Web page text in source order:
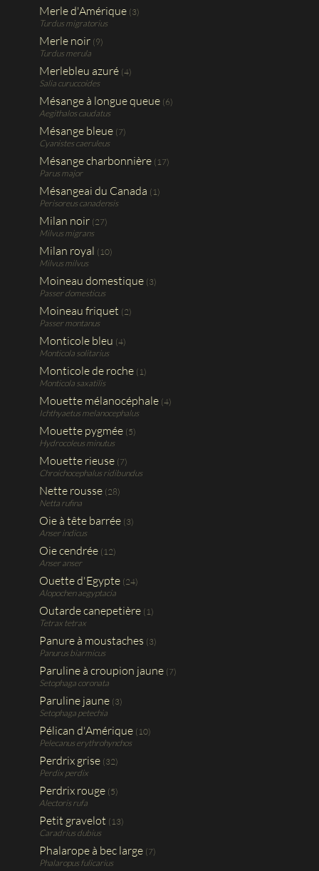
Merle d'Amérique (3)
Turdus migratorius
Merle noir (9)
Turdus merula
Merlebleu azuré (4)
Salia curuccoides
Mésange à longue queue (6)
Aegithalos caudatus
Mésange bleue (7)
Cyanistes caeruleus
Mésange charbonnière (17)
Parus major
Mésangeai du Canada (1)
Perisoreus canadensis
Milan noir (27)
Milvus migrans
Milan royal (10)
Milvus milvus
Moineau domestique (3)
Passer domesticus
Moineau friquet (2)
Passer montanus
Monticole bleu (4)
Monticola solitarius
Monticole de roche (1)
Monticola saxatilis
Mouette mélanocéphale (4)
Ichthyaetus melanocephalus
Mouette pygmée (5)
Hydrocoleus minutus
Mouette rieuse (7)
Chroichocephalus ridibundus
Nette rousse (28)
Netta rufina
Oie à tête barrée (3)
Anser indicus
Oie cendrée (12)
Anser anser
Ouette d'Egypte (24)
Alopochen aegyptacia
Outarde canepetière (1)
Tetrax tetrax
Panure à moustaches (3)
Panurus biarmicus
Paruline à croupion jaune (7)
Setophaga coronata
Paruline jaune (3)
Setophaga petechia
Pélican d'Amérique (10)
Pelecanus erythrohynchos
Perdrix grise (32)
Perdix perdix
Perdrix rouge (5)
Alectoris rufa
Petit gravelot (13)
Caradrius dubius
Phalarope à bec large (7)
Phalaropus fulicarius